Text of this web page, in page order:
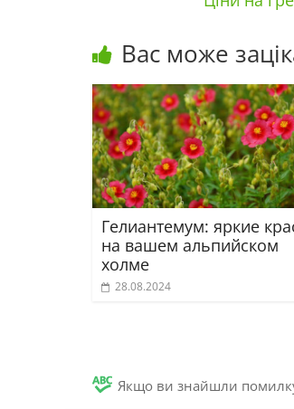
Вас може
Гелиантемум: яркие
на вашем альпийском
холме
28.08.2024
Якщо ви знайшли помилку,